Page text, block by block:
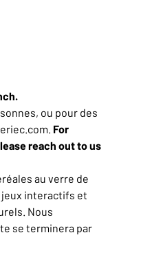
ou pour des
For
reach out to us
au verre de
jeux interactifs et
Nous
se terminera par